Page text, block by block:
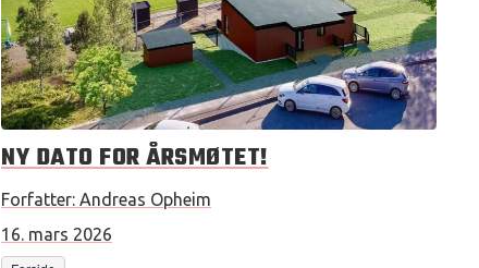
NY DATO FOR ÅRSMØTET!
Forfatter: Andreas Opheim
16. mars 2026